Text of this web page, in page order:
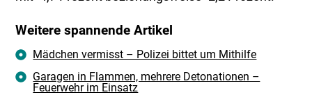
Weitere spannende Artikel
Mädchen vermisst – Polizei bittet um Mithilfe
Garagen in Flammen, mehrere Detonationen –
Feuerwehr im Einsatz